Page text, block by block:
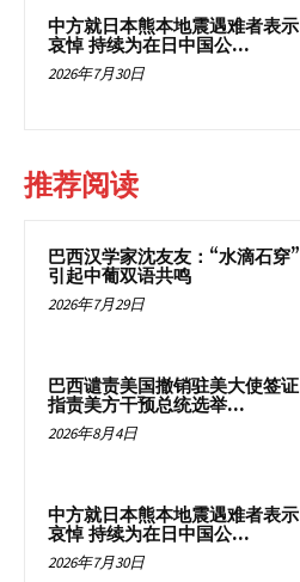
中方就日本熊本地震遇难者表示
哀悼 持续为在日中国公...
2026年7月30日
推荐阅读
巴西汉学家沈友友：“水滴石穿”
引起中葡双语共鸣
2026年7月29日
巴西谴责美国撤销驻美大使签证
指责美方干预总统选举...
2026年8月4日
中方就日本熊本地震遇难者表示
哀悼 持续为在日中国公...
2026年7月30日